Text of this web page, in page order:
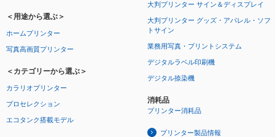
＜用途から選ぶ＞
ホームプリンター
写真高画質プリンター
＜カテゴリーから選ぶ＞
カラリオプリンター
プロセレクション
エコタンク搭載モデル
大判プリンター サイン＆ディスプレイ
大判プリンター グッズ・アパレル・ソフ
トサイン
業務用写真・プリントシステム
デジタルラベル印刷機
デジタル捺染機
消耗品
プリンター消耗品
プリンター製品情報